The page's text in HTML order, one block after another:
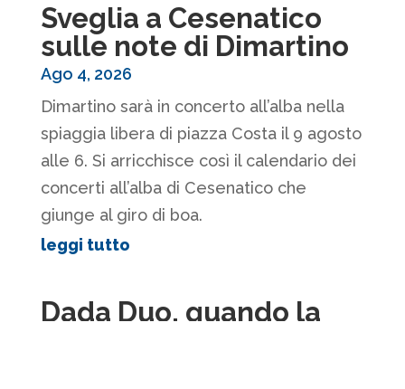
Sveglia a Cesenatico
sulle note di Dimartino
Ago 4, 2026
Dimartino sarà in concerto all’alba nella
spiaggia libera di piazza Costa il 9 agosto
alle 6. Si arricchisce così il calendario dei
concerti all’alba di Cesenatico che
giunge al giro di boa.
leggi tutto
Dada Duo, quando la